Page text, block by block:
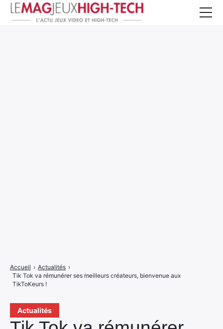
Actualités
Accueil › Actualités ›
Tik Tok va rémunérer ses meilleurs créateurs, bienvenue aux
TikToKeurs !